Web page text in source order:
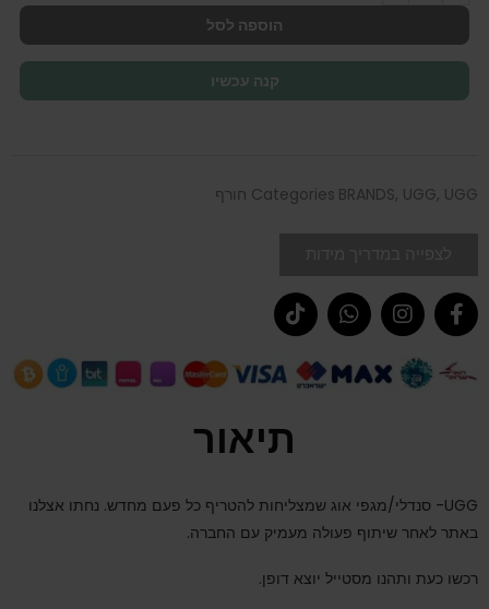
הוספה לסל
קנה עכשיו
Categories BRANDS, UGG, UGG חורף
תיאור
UGG- סנדלי/מגפי אוג שמצליחות להטריף כל פעם מחדש. נחתו אצלנו
באתר לאחר שיתוף פעולה מעמיק עם החברה.
רכשו כעת ותהנו מסטייל יוצא דופן.